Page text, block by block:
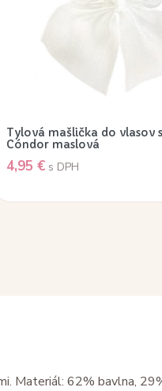
Tylová mašlička do vlasov
Cóndor maslová
4,95 € s DPH
Materiál: 62% bavlna,